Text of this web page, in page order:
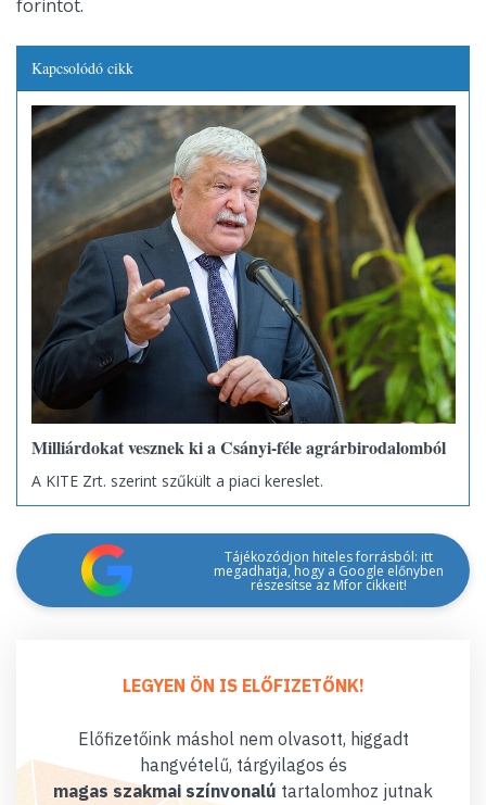
forintot.
Kapcsolódó cikk
Milliárdokat vesznek ki a Csányi-féle agrárbirodalomból
A KITE Zrt. szerint szűkült a piaci kereslet.
Tájékozódjon hiteles forrásból: itt
megadhatja, hogy a Google előnyben
részesítse az Mfor cikkeit!
LEGYEN ÖN IS ELŐFIZETŐNK!
Előfizetőink máshol nem olvasott, higgadt
hangvételű, tárgyilagos és
magas szakmai színvonalú tartalomhoz jutnak